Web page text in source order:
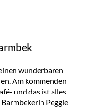
wunderbaren
Am kommenden
und das ist alles
Peggie